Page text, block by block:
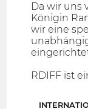
Da wir uns
Königin
wir eine
RDIFF ist